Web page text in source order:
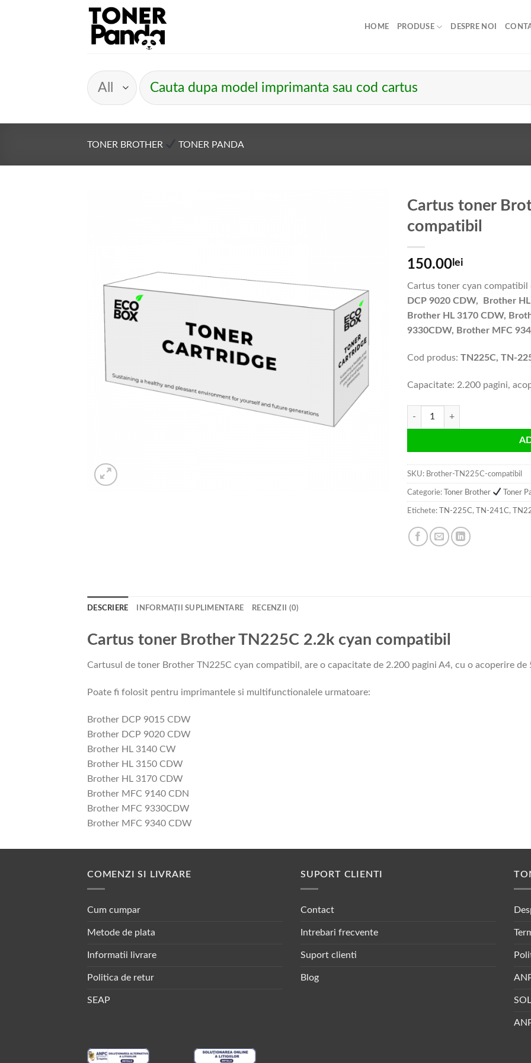
HOME PRODUSE DESPRE NOI
Caută
după:
TONER BROTHER TONER PANDA
Cartus toner
compatibil
150.00 lei
Cartus toner cyan
DCP 9020 CDW, Brother
Brother HL 3170 CDW,
9330CDW, Brother MFC
Cod produs: TN225C, TN-
Capacitate: 2.200 pagini,
Cantitate Cartus toner Brother
SKU: Brother-TN225C-compatibil
Categorie: Toner Brother Toner
Etichete: TN-225C, TN-241C,
DESCRIERE INFORMAȚII SUPLIMENTARE RECENZII (0)
Cartus toner Brother TN225C 2.2k cyan compatibil
Cartusul de toner Brother TN225C cyan compatibil, are o capacitate de 2.200 pagini A4, cu o acoperire de
Poate fi folosit pentru imprimantele si multifunctionalele urmatoare:
Brother DCP 9015 CDW
Brother DCP 9020 CDW
Brother HL 3140 CW
Brother HL 3150 CDW
Brother HL 3170 CDW
Brother MFC 9140 CDN
Brother MFC 9330CDW
Brother MFC 9340 CDW
COMENZI SI LIVRARE
Cum cumpar
Metode de plata
Informatii livrare
Politica de retur
SEAP
SUPORT CLIENTI
Contact
Intrebari frecvente
Suport clienti
Blog
SOL